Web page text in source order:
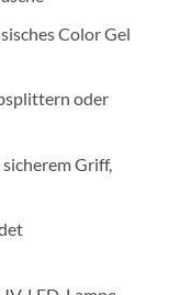
Color Gel
oder
Griff,